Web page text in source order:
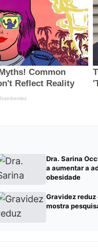
Dra. Sarina
a aumentar a
obesidade
Gravidez
mostra